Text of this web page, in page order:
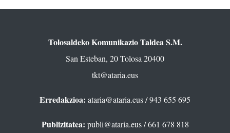
Tolosaldeko Komunikazio Taldea S.M.
San Esteban, 20 Tolosa 20400
tkt@ataria.eus
Erredakzioa: ataria@ataria.eus/ 943 655 695
Publizitatea: publi@ataria.eus/ 661 678 818